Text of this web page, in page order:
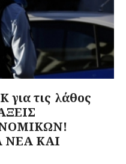
τις λάθος
ΝΕΑ ΚΑΙ